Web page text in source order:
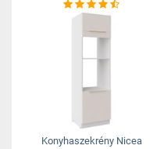
Konyhaszekrény Nicea